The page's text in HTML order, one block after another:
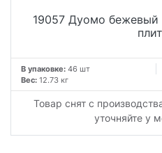
19057 Дуомо бежевый
В упаковке: 46 шт
Вес: 12.73 кг
Товар снят с
уточняйте у